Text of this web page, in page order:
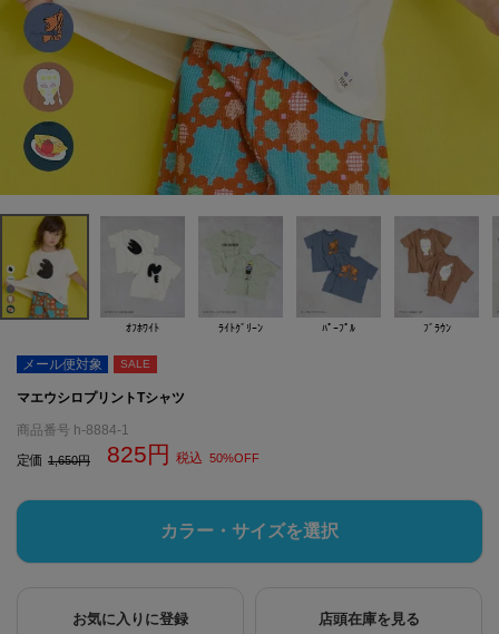
ｵﾌﾎﾜｲﾄ ﾗｲﾄｸﾞﾘｰﾝ ﾊﾟｰﾌﾟﾙ ﾌﾞﾗｳﾝ
メール便対象 SALE
マエウシロプリントTシャツ
商品番号 h-8884-1
定価 1,650 825 税込 50%OFF
カラー・サイズを選択
お気に入りに登録 店頭在庫を見る